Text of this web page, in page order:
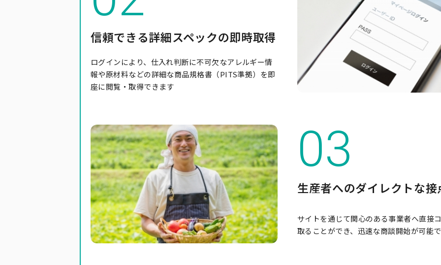
信頼できる詳細スペックの即時取得
ログインにより、仕入れ判断に不可欠なアレルギー情
報や原材料などの詳細な商品規格書（PITS準拠）を即
座に閲覧・取得できます
生産者へのダイレクトな接
サイトを通じて関心のある事業者へ直接
取ることができ、迅速な商談開始が可能